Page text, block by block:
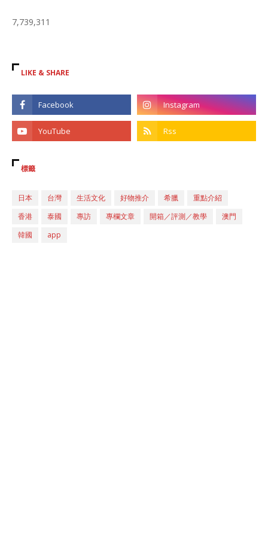
7,739,311
LIKE & SHARE
標籤
日本 台灣 生活文化 好物推介 希臘
重點介紹
香港
泰國 專訪 專欄文章 開箱／評測／教學
澳門
韓國
app